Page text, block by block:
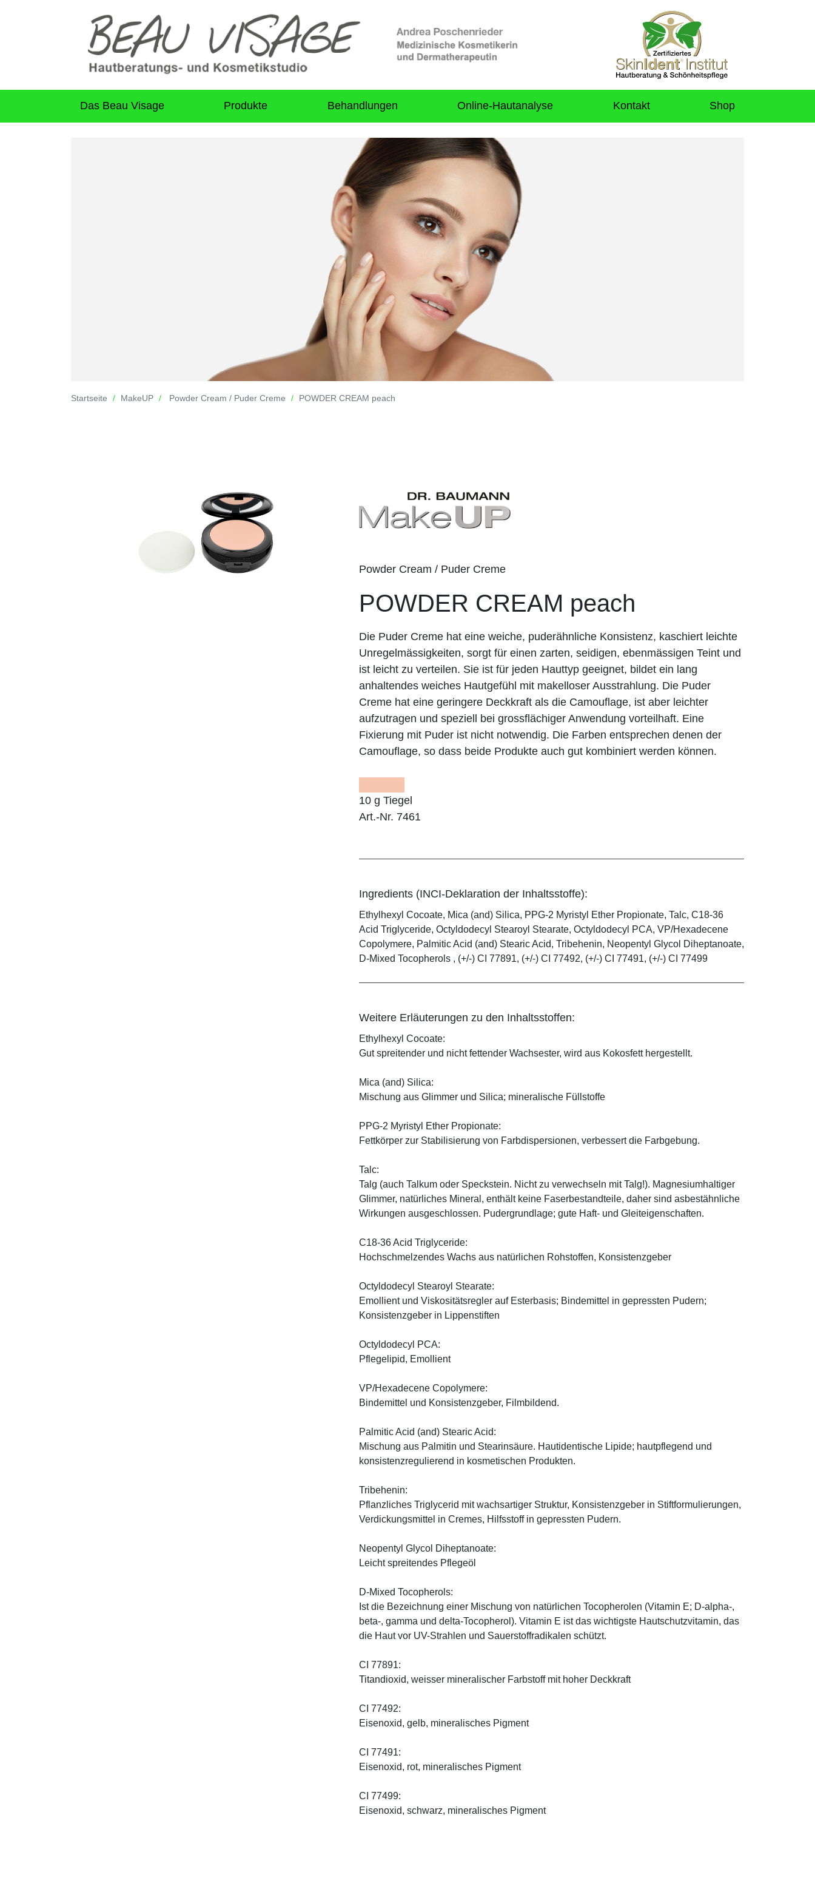
Das Beau Visage Produkte Behandlungen Online-Hautanalyse Kontakt Shop
Startseite MakeUP Powder Cream / Puder Creme POWDER CREAM peach
Powder Cream / Puder Creme
POWDER CREAM peach
Die Puder Creme hat eine weiche, puderähnliche Konsistenz, kaschiert leichte
Unregelmässigkeiten, sorgt für einen zarten, seidigen, ebenmässigen Teint und
ist leicht zu verteilen. Sie ist für jeden Hauttyp geeignet, bildet ein lang
anhaltendes weiches Hautgefühl mit makelloser Ausstrahlung. Die Puder
Creme hat eine geringere Deckkraft als die Camouflage, ist aber leichter
aufzutragen und speziell bei grossflächiger Anwendung vorteilhaft. Eine
Fixierung mit Puder ist nicht notwendig. Die Farben entsprechen denen der
Camouflage, so dass beide Produkte auch gut kombiniert werden können.
10 g Tiegel
Art.-Nr. 7461
Ingredients (INCI-Deklaration der Inhaltsstoffe):
Ethylhexyl Cocoate, Mica (and) Silica, PPG-2 Myristyl Ether Propionate, Talc, C18-36
Acid Triglyceride, Octyldodecyl Stearoyl Stearate, Octyldodecyl PCA, VP/Hexadecene
Copolymere, Palmitic Acid (and) Stearic Acid, Tribehenin, Neopentyl Glycol Diheptanoate,
D-Mixed Tocopherols , (+/-) CI 77891, (+/-) CI 77492, (+/-) CI 77491, (+/-) CI 77499
Weitere Erläuterungen zu den Inhaltsstoffen:
Ethylhexyl Cocoate:
Gut spreitender und nicht fettender Wachsester, wird aus Kokosfett hergestellt.
Mica (and) Silica:
Mischung aus Glimmer und Silica; mineralische Füllstoffe
PPG-2 Myristyl Ether Propionate:
Fettkörper zur Stabilisierung von Farbdispersionen, verbessert die Farbgebung.
Talc:
Talg (auch Talkum oder Speckstein. Nicht zu verwechseln mit Talg!). Magnesiumhaltiger
Glimmer, natürliches Mineral, enthält keine Faserbestandteile, daher sind asbestähnliche
Wirkungen ausgeschlossen. Pudergrundlage; gute Haft- und Gleiteigenschaften.
C18-36 Acid Triglyceride:
Hochschmelzendes Wachs aus natürlichen Rohstoffen, Konsistenzgeber
Octyldodecyl Stearoyl Stearate:
Emollient und Viskositätsregler auf Esterbasis; Bindemittel in gepressten Pudern;
Konsistenzgeber in Lippenstiften
Octyldodecyl PCA:
Pflegelipid, Emollient
VP/Hexadecene Copolymere:
Bindemittel und Konsistenzgeber, Filmbildend.
Palmitic Acid (and) Stearic Acid:
Mischung aus Palmitin und Stearinsäure. Hautidentische Lipide; hautpflegend und
konsistenzregulierend in kosmetischen Produkten.
Tribehenin:
Pflanzliches Triglycerid mit wachsartiger Struktur, Konsistenzgeber in Stiftformulierungen,
Verdickungsmittel in Cremes, Hilfsstoff in gepressten Pudern.
Neopentyl Glycol Diheptanoate:
Leicht spreitendes Pflegeöl
D-Mixed Tocopherols:
Ist die Bezeichnung einer Mischung von natürlichen Tocopherolen (Vitamin E; D-alpha-,
beta-, gamma und delta-Tocopherol). Vitamin E ist das wichtigste Hautschutzvitamin, das
die Haut vor UV-Strahlen und Sauerstoffradikalen schützt.
CI 77891:
Titandioxid, weisser mineralischer Farbstoff mit hoher Deckkraft
CI 77492:
Eisenoxid, gelb, mineralisches Pigment
CI 77491:
Eisenoxid, rot, mineralisches Pigment
CI 77499:
Eisenoxid, schwarz, mineralisches Pigment